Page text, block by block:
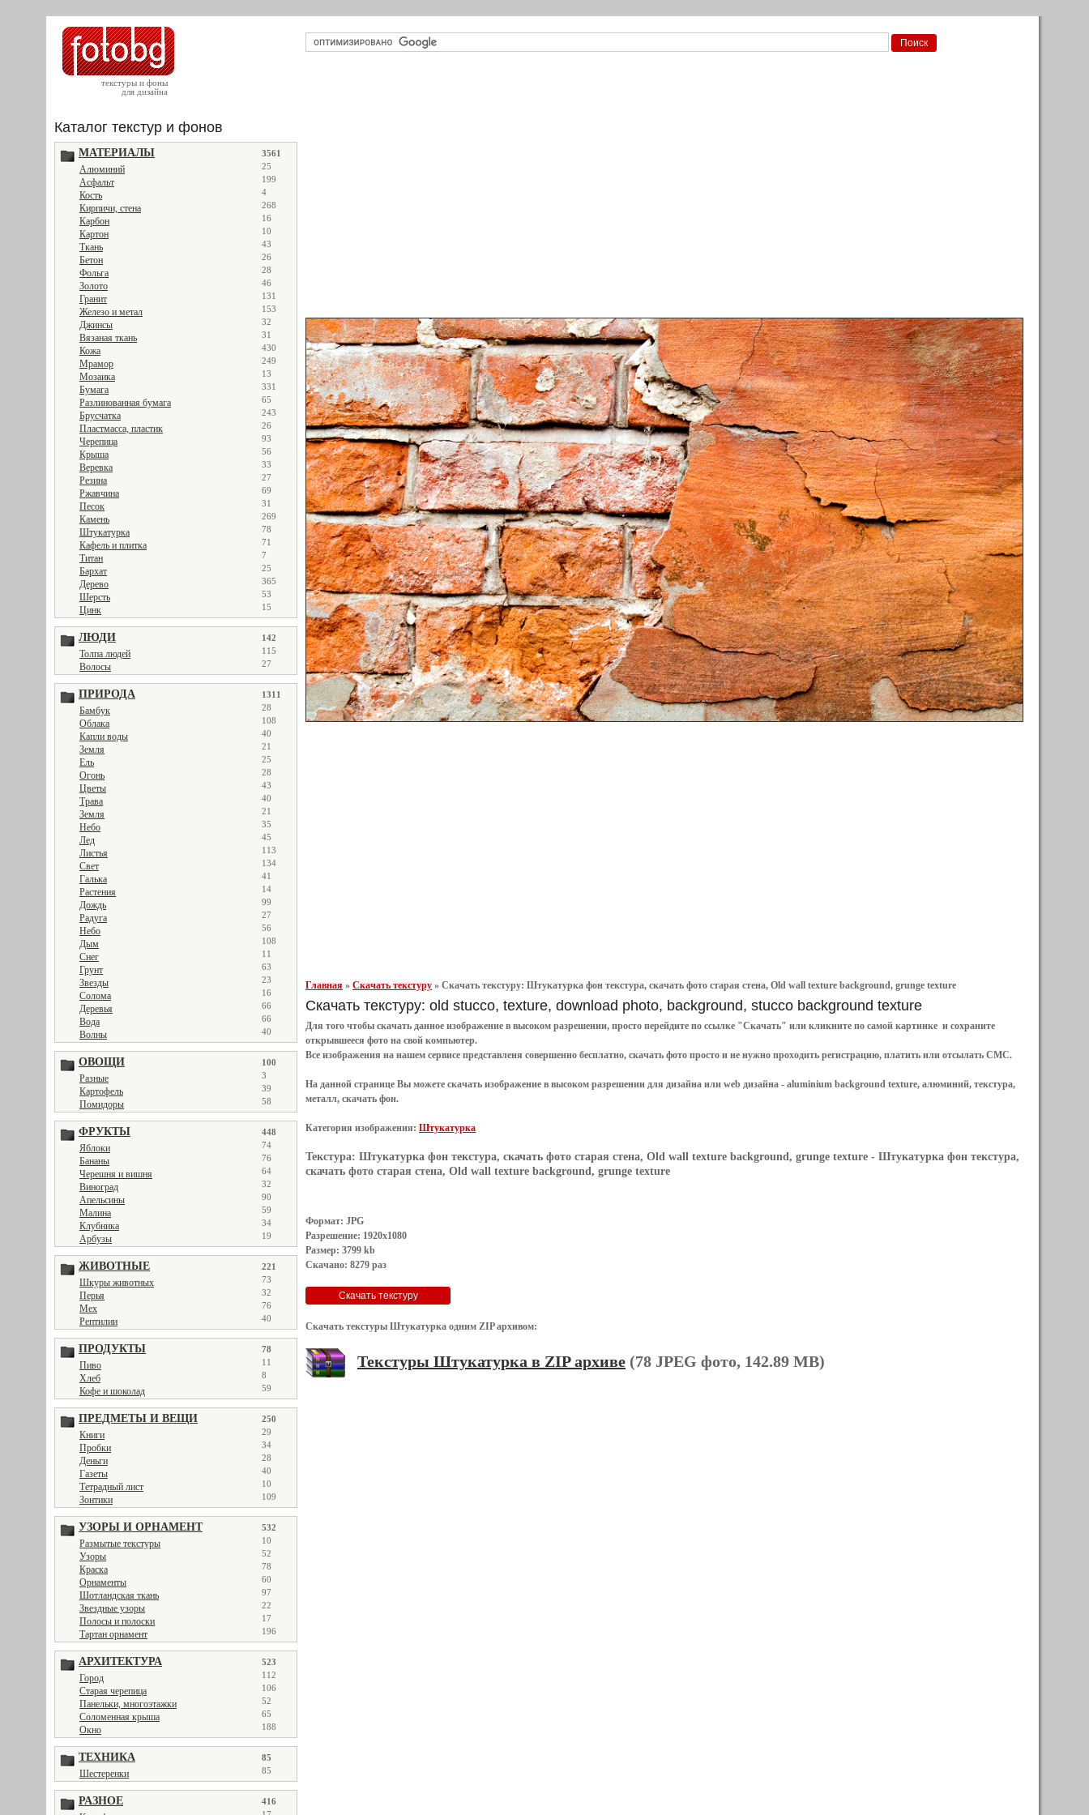
текстуры и фоны
для дизайна
Каталог текстур и фонов
МАТЕРИАЛЫ 3561
Алюминий 25
Асфальт 199
Кость 4
Кирпичи, стена 268
Карбон 16
Картон 10
Ткань 43
Бетон 26
Фольга 28
Золото 46
Гранит 131
Железо и метал 153
Джинсы 32
Вязаная ткань 31
Кожа 430
Мрамор 249
Мозаика 13
Бумага 331
Разлинованная бумага 65
Брусчатка 243
Пластмасса, пластик 26
Черепица 93
Крыша 56
Веревка 33
Резина 27
Ржавчина 69
Песок 31
Камень 269
Штукатурка 78
Кафель и плитка 71
Титан 7
Бархат 25
Дерево 365
Шерсть 53
Цинк 15
ЛЮДИ 142
Толпа людей 115
Волосы 27
ПРИРОДА 1311
Бамбук 28
Облака 108
Капли воды 40
Земля 21
Ель 25
Огонь 28
Цветы 43
Трава 40
Земля 21
Небо 35
Лед 45
Листья 113
Свет 134
Галька 41
Растения 14
Дождь 99
Радуга 27
Небо 56
Дым 108
Снег 11
Грунт 63
Звезды 23
Солома 16
Деревья 66
Вода 66
Волны 40
ОВОЩИ 100
Разные 3
Картофель 39
Помидоры 58
ФРУКТЫ 448
Яблоки 74
Бананы 76
Черешня и вишня 64
Виноград 32
Апельсины 90
Малина 59
Клубника 34
Арбузы 19
ЖИВОТНЫЕ 221
Шкуры животных 73
Перья 32
Мех 76
Рептилии 40
ПРОДУКТЫ 78
Пиво 11
Хлеб 8
Кофе и шоколад 59
ПРЕДМЕТЫ И ВЕЩИ 250
Книги 29
Пробки 34
Деньги 28
Газеты 40
Тетрадный лист 10
Зонтики 109
УЗОРЫ И ОРНАМЕНТ 532
Размытые текстуры 10
Узоры 52
Краска 78
Орнаменты 60
Шотландская ткань 97
Звездные узоры 22
Полосы и полоски 17
Тартан орнамент 196
АРХИТЕКТУРА 523
Город 112
Старая черепица 106
Панельки, многоэтажки 52
Соломенная крыша 65
Окно 188
ТЕХНИКА 85
Шестеренки 85
РАЗНОЕ 416
Главная » Скачать текстуру » Скачать текстуру: Штукатурка фон текстура, скачать фото старая стена, Old wall texture background, grunge texture
Скачать текстуру: old stucco, texture, download photo, background, stucco background texture
Для того чтобы скачать данное изображение в высоком разрешении, просто перейдите по ссылке "Скачать" или кликните по самой картинке и сохраните
открывшееся фото на свой компьютер.
Все изображения на нашем сервисе представленя совершенно бесплатно, скачать фото просто и не нужно проходить регистрацию, платить или отсылать СМС.
На данной странице Вы можете скачать изображение в высоком разрешении для дизайна или web дизайна - aluminium background texture, алюминий, текстура,
металл, скачать фон.
Категория изображения: Штукатурка
Текстура: Штукатурка фон текстура, скачать фото старая стена, Old wall texture background, grunge texture - Штукатурка фон текстура,
скачать фото старая стена, Old wall texture background, grunge texture
Формат: JPG
Разрешение: 1920x1080
Размер: 3799 kb
Скачано: 8279 раз
Скачать текстуры Штукатурка одним ZIP архивом:
Текстуры Штукатурка в ZIP архиве (78 JPEG фото, 142.89 MB)